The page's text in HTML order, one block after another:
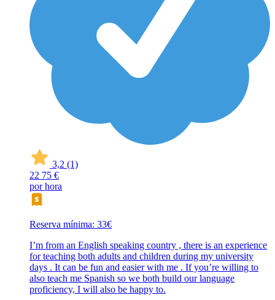
3,2 (1)
22 75 €
por hora
Reserva mínima: 33€
I’m from an English speaking country , there is an experience
for teaching both adults and children during my university
days . It can be fun and easier with me . If you’re willing to
also teach me Spanish so we both build our language
proficiency, I will also be happy to.